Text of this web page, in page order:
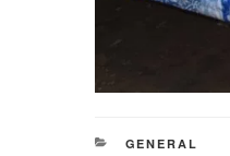
CATEGORIES
GENERAL